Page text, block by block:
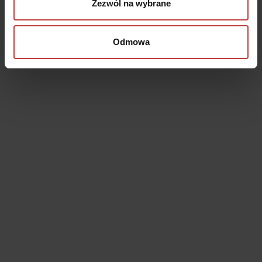
Zezwól na wybrane
Odmowa
Podobne mieszkania